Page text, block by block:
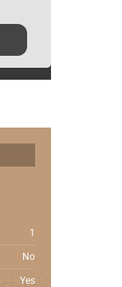
1
No
Yes